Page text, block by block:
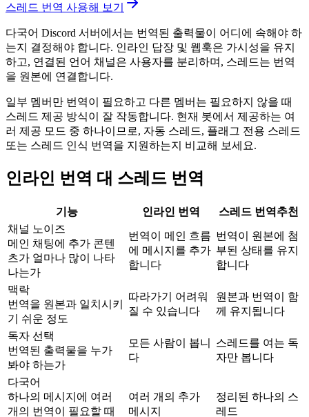
스레드 번역 사용해 보기
다국어 Discord 서버에서는 번역된 출력물이 어디에 속해야 하
는지 결정해야 합니다. 인라인 답장 및 웹훅은 가시성을 유지
하고, 연결된 언어 채널은 사용자를 분리하며, 스레드는 번역
을 원본에 연결합니다.
일부 멤버만 번역이 필요하고 다른 멤버는 필요하지 않을 때
스레드 제공 방식이 잘 작동합니다. 현재 봇에서 제공하는 여
러 제공 모드 중 하나이므로, 자동 스레드, 플래그 전용 스레드
또는 스레드 인식 번역을 지원하는지 비교해 보세요.
인라인 번역 대 스레드 번역
기능 인라인 번역 스레드 번역추천
채널 노이즈
메인 채팅에 추가 콘텐
츠가 얼마나 많이 나타
나는가
번역이 메인 흐름
에 메시지를 추가
합니다
번역이 원본에 첨
부된 상태를 유지
합니다
맥락
번역을 원본과 일치시키
기 쉬운 정도
따라가기 어려워
질 수 있습니다
원본과 번역이 함
께 유지됩니다
독자 선택
번역된 출력물을 누가
봐야 하는가
모든 사람이 봅니
다
스레드를 여는 독
자만 봅니다
다국어
하나의 메시지에 여러
개의 번역이 필요할 때
여러 개의 추가
메시지
정리된 하나의 스
레드